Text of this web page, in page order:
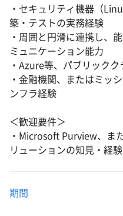
・セキュリティ機器（
築・テストの実務経験
・周囲と円滑に連携し、
ミュニケーション能力
・Azure等、パブリック
・金融機関、またはミッ
ンフラ経験
＜歓迎要件＞
・Microsoft Purview、ま
リューションの知見・経験
期間